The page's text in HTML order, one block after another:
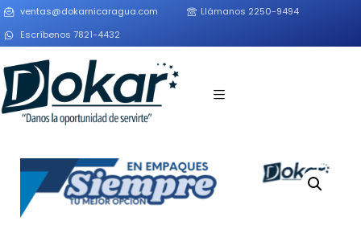
ventas@dokarnicaragua.com
Llámanos 2250-9494
Escríbenos 7821-4432